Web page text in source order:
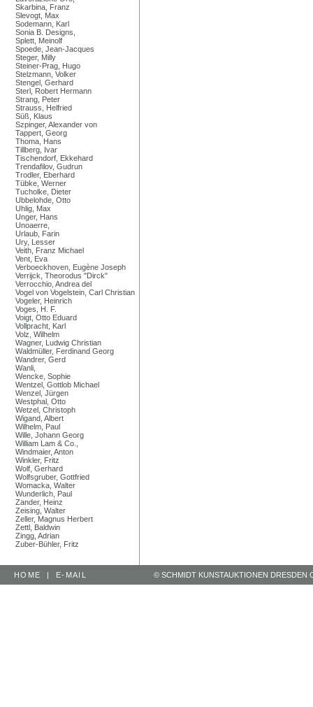
Skarbina, Franz
Slevogt, Max
Sodemann, Karl
Sonia B. Designs,
Splett, Meinolf
Spoede, Jean-Jacques
Steger, Milly
Steiner-Prag, Hugo
Stelzmann, Volker
Stengel, Gerhard
Sterl, Robert Hermann
Strang, Peter
Strauss, Helfried
Süß, Klaus
Szpinger, Alexander von
Tappert, Georg
Thoma, Hans
Tillberg, Ivar
Tischendorf, Ekkehard
Trendafilov, Gudrun
Trodler, Eberhard
Tübke, Werner
Tucholke, Dieter
Ubbelohde, Otto
Uhlig, Max
Unger, Hans
Unoaerre,
Urlaub, Farin
Ury, Lesser
Veith, Franz Michael
Vent, Eva
Verboeckhoven, Eugène Joseph
Verrijck, Theorodus "Dirck"
Verrocchio, Andrea del
Vogel von Vogelstein, Carl Christian
Vogeler, Heinrich
Voges, H. F.
Voigt, Otto Eduard
Vollpracht, Karl
Volz, Wilhelm
Wagner, Ludwig Christian
Waldmüller, Ferdinand Georg
Wandrer, Gerd
Wanli,
Wencke, Sophie
Wentzel, Gottlob Michael
Wenzel, Jürgen
Westphal, Otto
Wetzel, Christoph
Wigand, Albert
Wilhelm, Paul
Wille, Johann Georg
William Lam & Co.,
Windmaier, Anton
Winkler, Fritz
Wolf, Gerhard
Wolfsgruber, Gottfried
Womacka, Walter
Wunderlich, Paul
Zander, Heinz
Zeising, Walter
Zeller, Magnus Herbert
Zettl, Baldwin
Zingg, Adrian
Zuber-Bühler, Fritz
HOME | E-MAIL © SCHMIDT KUNSTAUKTIONEN DRESDEN